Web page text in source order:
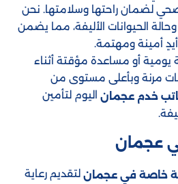
لضمان راحتها وسلامتها. نحن
الحيوانات الأليفة، مما يضمن
أمينة ومهتمة.
يومية أو مساعدة مؤقتة أثناء
مرنة وبأعلى مستوى من
خدم عجمان اليوم لتأمين
عجمان
خاصة في عجمان لتقديم رعاية